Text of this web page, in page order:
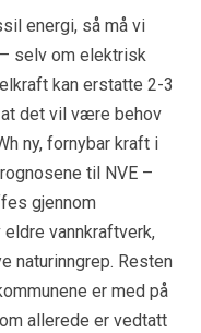
energi, så må vi
selv om elektrisk
kan erstatte 2-3
det vil være behov
ny, fornybar kraft i
til NVE –
gjennom
vannkraftverk,
naturinngrep. Resten
er med på
allerede er vedtatt